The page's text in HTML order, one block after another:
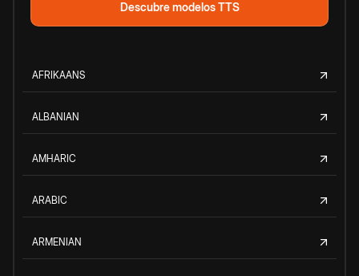
Descubre modelos TTS
AFRIKAANS
ALBANIAN
AMHARIC
ARABIC
ARMENIAN